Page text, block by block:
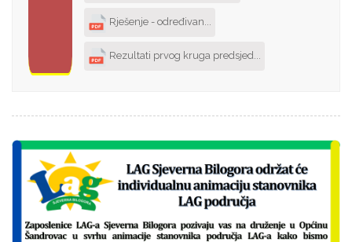
Rješenje - određivan...
Rezultati prvog kruga predsjed...